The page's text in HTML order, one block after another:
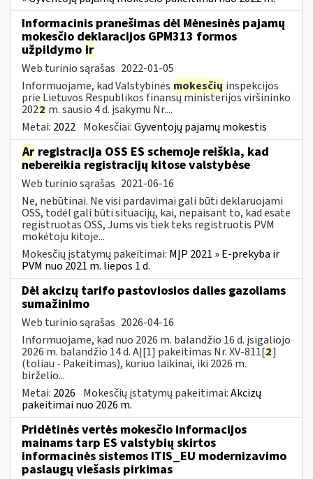
Informacinis pranešimas dėl Mėnesinės pajamų
mokesčio deklaracijos GPM313 formos
užpildymo ir
Web turinio sąrašas 2022-01-05
Informuojame, kad Valstybinės mokesčių inspekcijos
prie Lietuvos Respublikos finansų ministerijos viršininko
2022 m. sausio 4 d. įsakymu Nr....
Metai: 2022 Mokesčiai:Gyventojų pajamų mokestis
Ar registracija OSS ES schemoje reiškia, kad
nebereikia registracijų kitose valstybėse
Web turinio sąrašas 2021-06-16
Ne, nebūtinai. Ne visi pardavimai gali būti deklaruojami
OSS, todėl gali būti situacijų, kai, nepaisant to, kad esate
registruotas OSS, Jums vis tiek teks registruotis PVM
mokėtoju kitoje...
Mokesčių įstatymų pakeitimai: MĮP 2021 » E-prekyba ir
PVM nuo 2021 m. liepos 1 d.
Dėl akcizų tarifo pastoviosios dalies gazoliams
sumažinimo
Web turinio sąrašas 2026-04-16
Informuojame, kad nuo 2026 m. balandžio 16 d. įsigaliojo
2026 m. balandžio 14 d. AĮ[1] pakeitimas Nr. XV-811[2]
(toliau - Pakeitimas), kuriuo laikinai, iki 2026 m.
birželio...
Metai: 2026 Mokesčių įstatymų pakeitimai:Akcizų
pakeitimai nuo 2026 m.
Pridėtinės vertės mokesčio informacijos
mainams tarp ES valstybių skirtos
informacinės sistemos ITIS_EU modernizavimo
paslaugų viešasis pirkimas